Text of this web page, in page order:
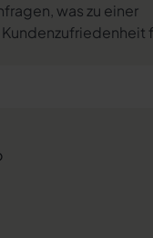
was zu einer